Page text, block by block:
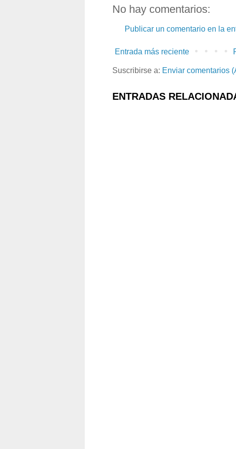
No hay comentarios:
Publicar un comentario en la
Entrada más reciente
Suscribirse a: Enviar comentarios
ENTRADAS